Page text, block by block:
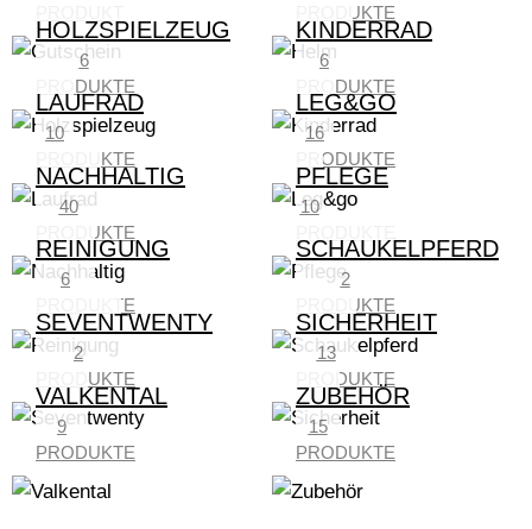
PRODUKTE
HOLZSPIELZEUG
6
PRODUKTE
KINDERRAD
6
PRODUKTE
LAUFRAD
10
PRODUKTE
LEG&GO
16
PRODUKTE
NACHHALTIG
40
PRODUKTE
PFLEGE
10
REINIGUNG
6
PRODUKTE
SCHAUKELPFERD
2
PRODUKTE
SEVENTWENTY
2
PRODUKTE
SICHERHEIT
13
PRODUKTE
VALKENTAL
9
PRODUKTE
ZUBEHÖR
15
PRODUKTE